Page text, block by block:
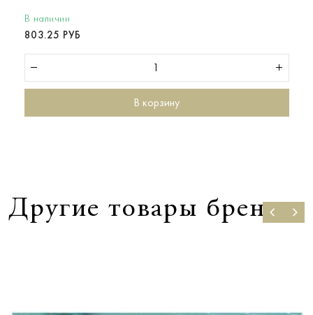
В наличии
803.25 РУБ
В корзину
Другие товары бренда